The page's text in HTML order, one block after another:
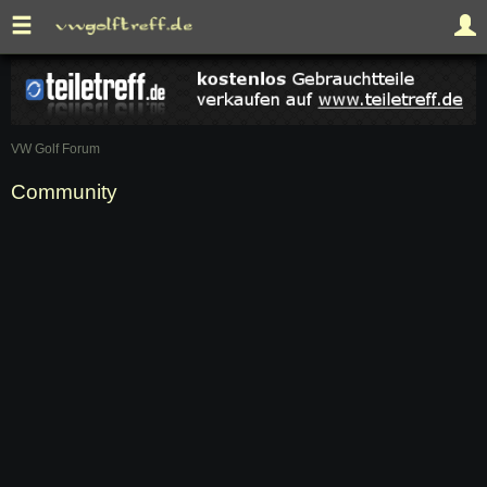
VW Golf Forum
Community